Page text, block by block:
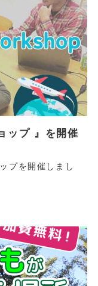
ップ 』を開催
プを開催しまし